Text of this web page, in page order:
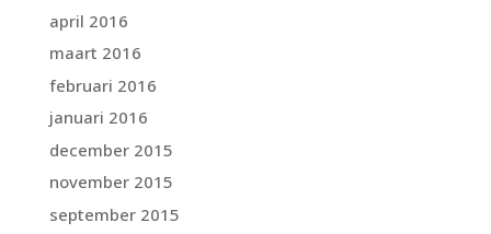
april 2016
maart 2016
februari 2016
januari 2016
december 2015
november 2015
september 2015